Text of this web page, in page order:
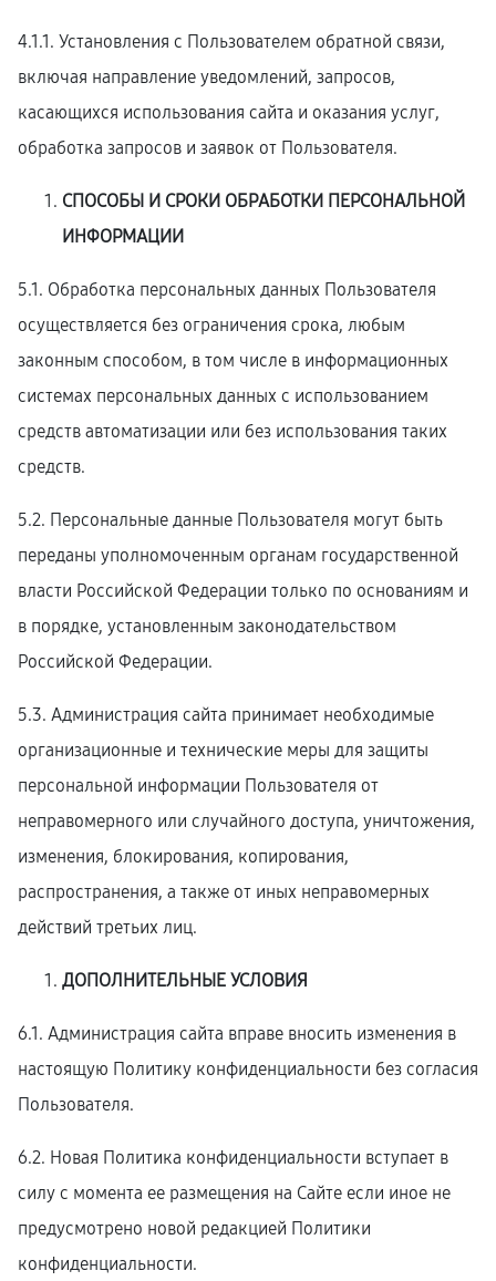
4.1.1. Установления с Пользователем обратной связи,
включая направление уведомлений, запросов,
касающихся использования сайта и оказания услуг,
обработка запросов и заявок от Пользователя.
СПОСОБЫ И СРОКИ ОБРАБОТКИ ПЕРСОНАЛЬНОЙ
ИНФОРМАЦИИ
5.1. Обработка персональных данных Пользователя
осуществляется без ограничения срока, любым
законным способом, в том числе в информационных
системах персональных данных с использованием
средств автоматизации или без использования таких
средств.
5.2. Персональные данные Пользователя могут быть
переданы уполномоченным органам государственной
власти Российской Федерации только по основаниям и
в порядке, установленным законодательством
Российской Федерации.
5.3. Администрация сайта принимает необходимые
организационные и технические меры для защиты
персональной информации Пользователя от
неправомерного или случайного доступа, уничтожения,
изменения, блокирования, копирования,
распространения, а также от иных неправомерных
действий третьих лиц.
ДОПОЛНИТЕЛЬНЫЕ УСЛОВИЯ
6.1. Администрация сайта вправе вносить изменения в
настоящую Политику конфиденциальности без согласия
Пользователя.
6.2. Новая Политика конфиденциальности вступает в
силу с момента ее размещения на Сайте если иное не
предусмотрено новой редакцией Политики
конфиденциальности.